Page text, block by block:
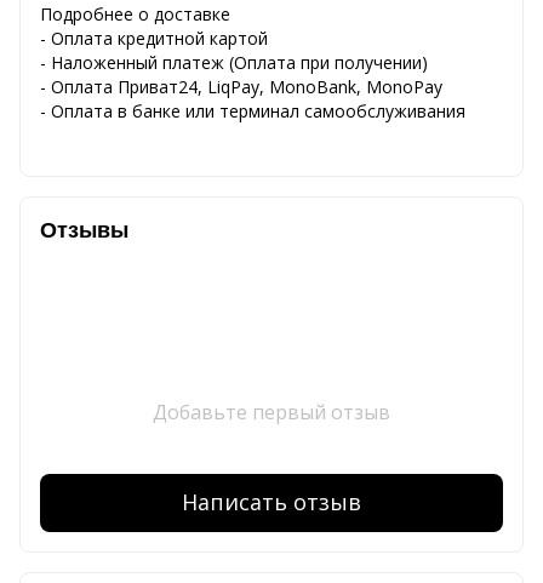
Подробнее о доставке
- Оплата кредитной картой
- Наложенный платеж (Оплата при получении)
- Оплата Приват24, LiqPay, MonoBank, MonoPay
- Оплата в банке или терминал самообслуживания
Отзывы
Добавьте первый отзыв
Написать отзыв